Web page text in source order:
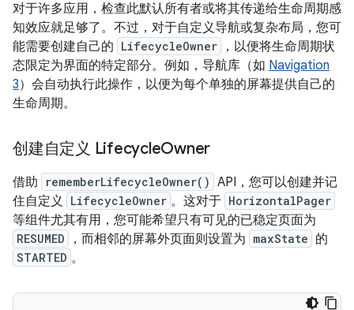
对于许多应用，检查此默认所有者或将其传递给生命周期感
知效应就足够了。不过，对于自定义导航或复杂布局，您可
能需要创建自己的 LifecycleOwner
，以便将生命周期状
态限定为界面的特定部分。例如，导航库（如 Navigation
3）会自动执行此操作，以便为每个单独的屏幕提供自己的
生命周期。
创建自定义 LifecycleOwner
借助 rememberLifecycleOwner() API，您可以创建并记
住自定义 LifecycleOwner 。这对于 HorizontalPager
等组件尤其有用，您可能希望只有可见的已稳定页面为
RESUMED ，而相邻的屏幕外页面则设置为 maxState 的
STARTED 。